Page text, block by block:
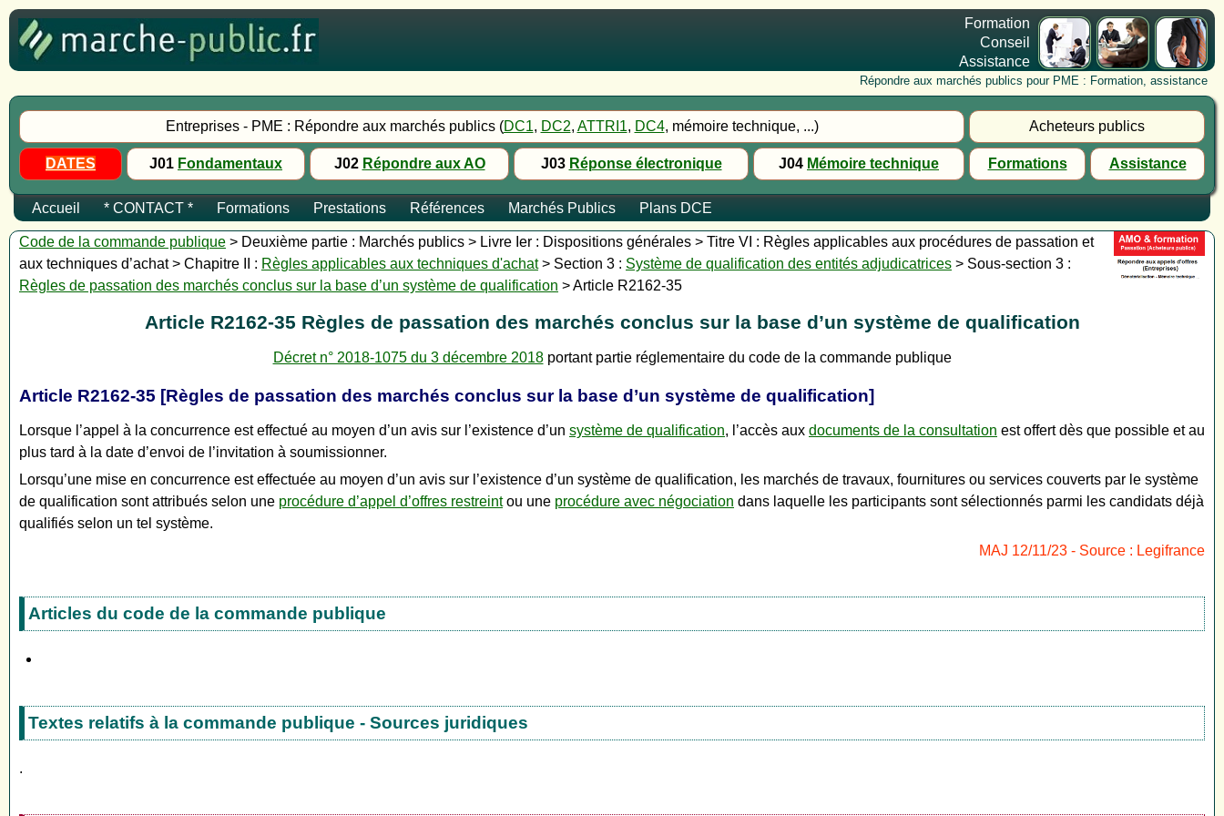
Formation
Conseil
Assistance
Répondre aux marchés publics pour PME : Formation, assistance
Entreprises - PME : Répondre aux marchés publics (DC1, DC2, ATTRI1, DC4, mémoire technique, ...) Acheteurs publics
DATES J01 Fondamentaux J02 Répondre aux AO J03 Réponse électronique J04 Mémoire technique Formations Assistance
Accueil * CONTACT * Formations Prestations Références Marchés Publics Plans DCE
Code de la commande publique > Deuxième partie : Marchés publics > Livre Ier : Dispositions générales > Titre VI : Règles applicables aux procédures de passation et
aux techniques d’achat > Chapitre II : Règles applicables aux techniques d'achat> Section 3 : Système de qualification des entités adjudicatrices > Sous-section 3 :
Règles de passation des marchés conclus sur la base d’un système de qualification > Article R2162-35
Article R2162-35 Règles de passation des marchés conclus sur la base d’un système de qualification
Décret n° 2018-1075 du 3 décembre 2018portant partie réglementaire du code de la commande publique
Article R2162-35 [Règles de passation des marchés conclus sur la base d’un système de qualification]
Lorsque l’appel à la concurrence est effectué au moyen d’un avis sur l’existence d’un système de qualification, l’accès aux documents de la consultation est offert dès que possible et au
plus tard à la date d’envoi de l’invitation à soumissionner.
Lorsqu’une mise en concurrence est effectuée au moyen d’un avis sur l’existence d’un système de qualification, les marchés de travaux, fournitures ou services couverts par le système
de qualification sont attribués selon une procédure d’appel d’offres restreintou une procédure avec négociation dans laquelle les participants sont sélectionnés parmi les candidats déjà
qualifiés selon un tel système.
MAJ 12/11/23 - Source : Legifrance
Articles du code de la commande publique
Textes relatifs à la commande publique - Sources juridiques
.